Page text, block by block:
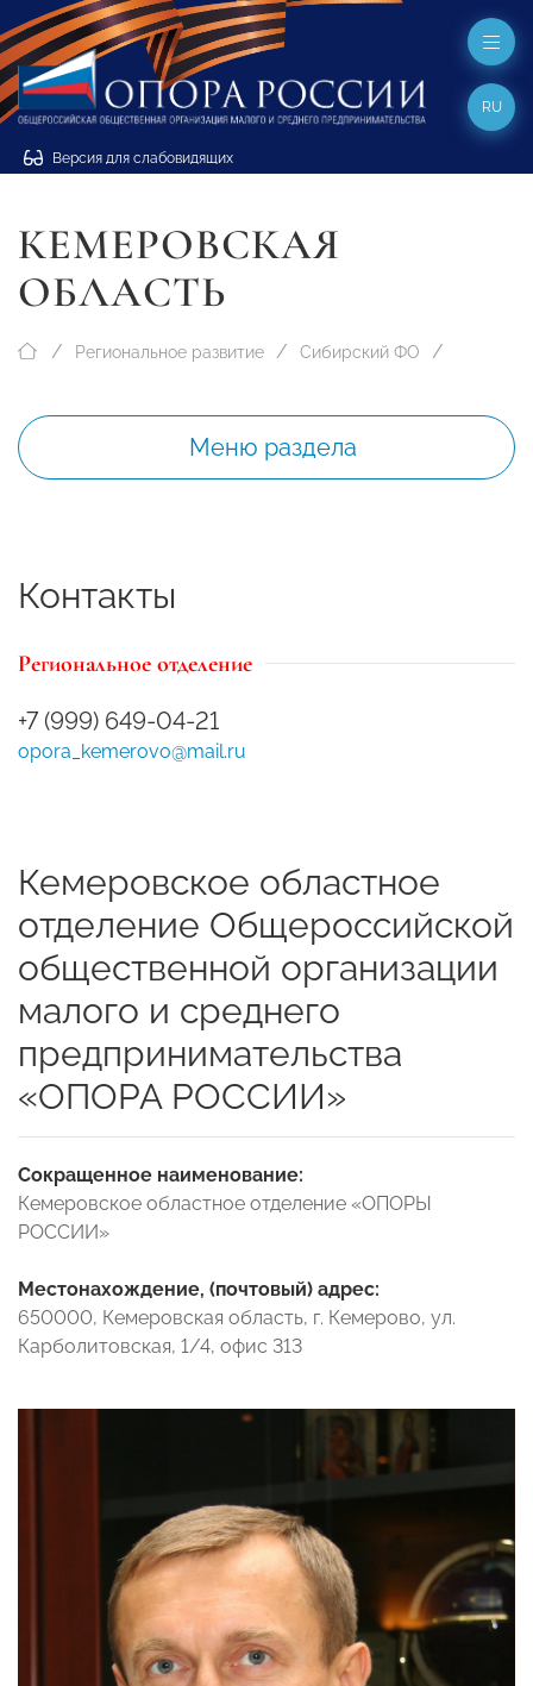
Версия для слабовидящих
RU
КЕМЕРОВСКАЯ
ОБЛАСТЬ
Региональное развитие Сибирский ФО
Меню раздела
Контакты
Региональное отделение
+7 (999) 649-04-21
opora_kemerovo@mail.ru
Кемеровское областное
отделение Общероссийской
общественной организации
малого и среднего
предпринимательства
«ОПОРА РОССИИ»
Сокращенное наименование:
Кемеровское областное отделение «ОПОРЫ
РОССИИ»
Местонахождение, (почтовый) адрес:
650000, Кемеровская область, г. Кемерово, ул.
Карболитовская, 1/4, офис 313